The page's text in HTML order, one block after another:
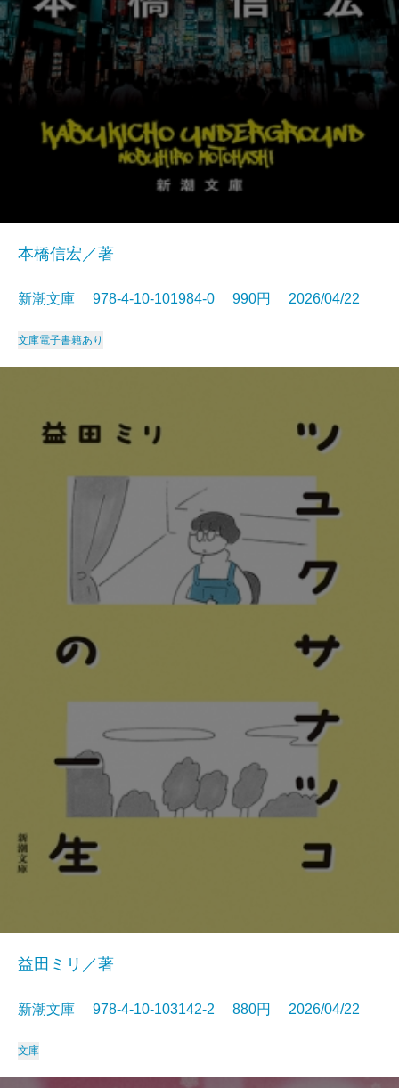
本橋信宏／著
新潮文庫 978-4-10-101984-0 990円 2026/04/22
文庫電子書籍あり
益田ミリ／著
新潮文庫 978-4-10-103142-2 880円 2026/04/22
文庫